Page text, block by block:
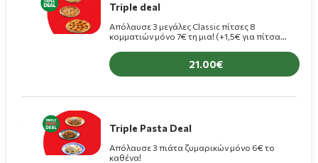
Triple deal
Απόλαυσε 3 μεγάλες Classic πίτσες 8
κομματιών μόνο 7€ τη μια! (+1,5€ για πίτσα
21.00
Triple Pasta Deal
Απόλαυσε 3 πιάτα ζυμαρικών μόνο 6€ το
καθένα!